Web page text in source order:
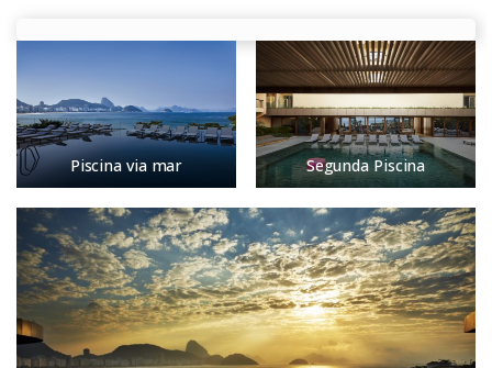
Piscina via mar Segunda Piscina